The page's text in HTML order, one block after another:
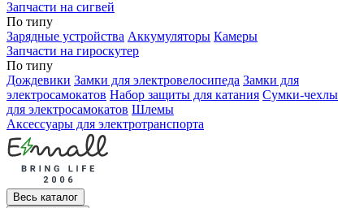
Запчасти на сигвей
По типу
Зарядные устройства Аккумуляторы Камеры
Запчасти на гироскутер
По типу
Дождевики Замки для электровелосипеда Замки для
электросамокатов Набор защиты для катания Сумки-чехлы
для электросамокатов Шлемы
Аксессуары для электротранспорта
Весь каталог